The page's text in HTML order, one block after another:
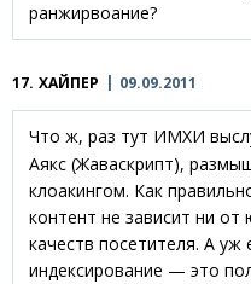
ранжирвоание?
17. ХАЙПЕР 09.09.2011
Что ж, раз тут ИМХИ
Аякс (Жаваскрипт),
клоакингом. Как
контент не зависит ни от
качеств посетителя. А уж
индексирование — это